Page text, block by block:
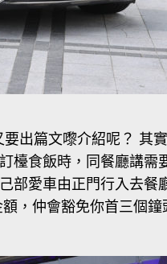
出篇文嚟介紹呢？ 其
檯食飯時，同餐廳講需
部愛車由正門行入去餐
，仲會豁免你首三個鐘